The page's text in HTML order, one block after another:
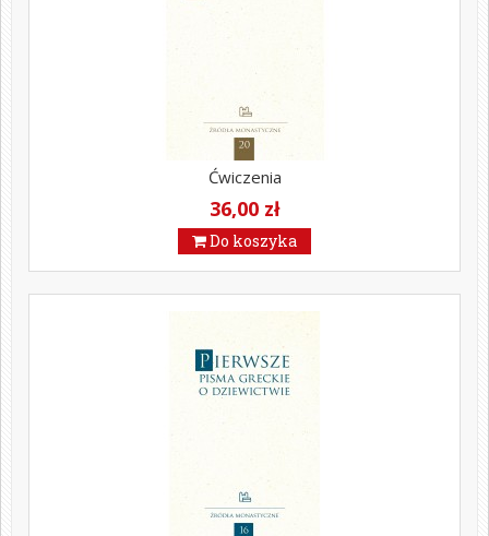
Ćwiczenia
36,00 zł
Do koszyka